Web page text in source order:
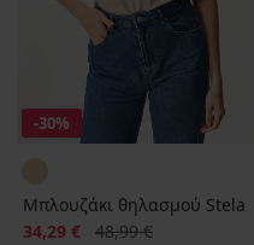
-30%
Μπλουζάκι θηλασμού Stela
Έκπτωση
34,29 € Αρχική τιμή
48,99 €